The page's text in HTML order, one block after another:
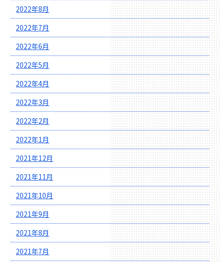
2022年8月
2022年7月
2022年6月
2022年5月
2022年4月
2022年3月
2022年2月
2022年1月
2021年12月
2021年11月
2021年10月
2021年9月
2021年8月
2021年7月